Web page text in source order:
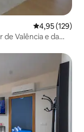
4,95 de uma
4,95 (129)
Valência e da